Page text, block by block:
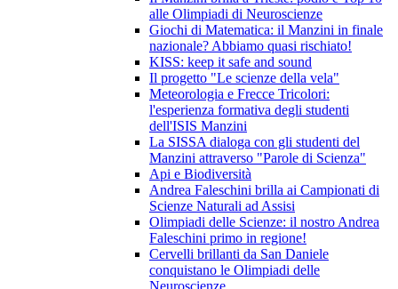
alle Olimpiadi di Neuroscienze
Giochi di Matematica: il Manzini in finale
nazionale? Abbiamo quasi rischiato!
KISS: keep it safe and sound
Il progetto "Le scienze della vela"
Meteorologia e Frecce Tricolori:
l'esperienza formativa degli studenti
dell'ISIS Manzini
La SISSA dialoga con gli studenti del
Manzini attraverso "Parole di Scienza"
Api e Biodiversità
Andrea Faleschini brilla ai Campionati di
Scienze Naturali ad Assisi
Olimpiadi delle Scienze: il nostro Andrea
Faleschini primo in regione!
Cervelli brillanti da San Daniele
conquistano le Olimpiadi delle